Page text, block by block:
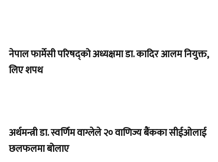
नेपाल फार्मेसी परिषद्को अध्यक्षमा डा. कादिर आलम नियुक्त,
लिए शपथ
अर्थमन्त्री डा. स्वर्णिम वाग्लेले २० वाणिज्य बैंकका सीईओलाई
छलफलमा बोलाए